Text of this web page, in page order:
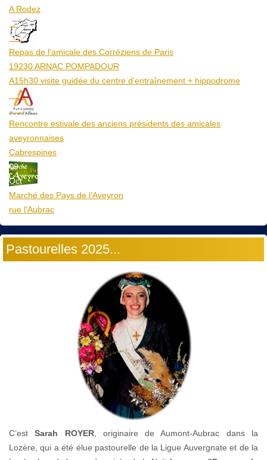
A Rodez
23
Aoû
Repas de l'amicale des Corréziens de Paris
19230 ARNAC POMPADOUR
A15h30 visite guidée du centre d’entraînement + hippodrome
25
Aoû
Rencontre estivale des anciens présidents des amicales
aveyronnaises
Cabrespines
09
Oct
Marché des Pays de l’Aveyron
rue l'Aubrac
Pastourelles 2025...
C’estSarah ROYER, originaire de Aumont-Aubrac dans la
Lozère, qui a été élue pastourelle de la Ligue Auvergnate et de la